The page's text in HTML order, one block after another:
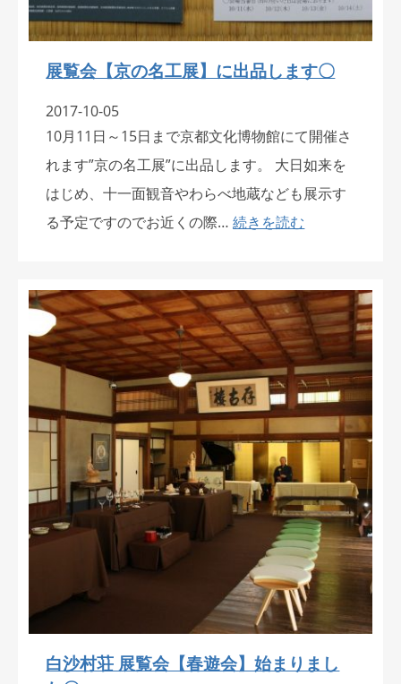
展覧会【京の名工展】に出品します〇
2017-10-05
10月11日～15日まで京都文化博物館にて開催さ
れます”京の名工展”に出品します。 大日如来を
はじめ、十一面観音やわらべ地蔵なども展示す
る予定ですのでお近くの際…続きを読む
白沙村荘 展覧会【春遊会】始まりまし